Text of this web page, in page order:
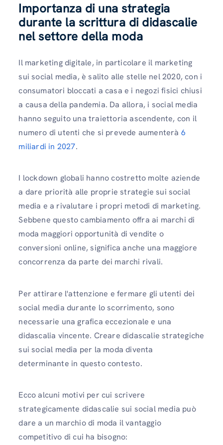
Importanza di una strategia
durante la scrittura di didascalie
nel settore della moda
Il marketing digitale, in particolare il marketing
sui social media, è salito alle stelle nel 2020, con i
consumatori bloccati a casa e i negozi fisici chiusi
a causa della pandemia. Da allora, i social media
hanno seguito una traiettoria ascendente, con il
numero di utenti che si prevede aumenterà 6
miliardi in 2027.
I lockdown globali hanno costretto molte aziende
a dare priorità alle proprie strategie sui social
media e a rivalutare i propri metodi di marketing.
Sebbene questo cambiamento offra ai marchi di
moda maggiori opportunità di vendite o
conversioni online, significa anche una maggiore
concorrenza da parte dei marchi rivali.
Per attirare l'attenzione e fermare gli utenti dei
social media durante lo scorrimento, sono
necessarie una grafica eccezionale e una
didascalia vincente. Creare didascalie strategiche
sui social media per la moda diventa
determinante in questo contesto.
Ecco alcuni motivi per cui scrivere
strategicamente didascalie sui social media può
dare a un marchio di moda il vantaggio
competitivo di cui ha bisogno: